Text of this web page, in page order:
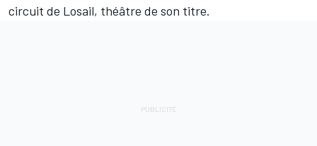
circuit de Losail, théâtre de son titre.